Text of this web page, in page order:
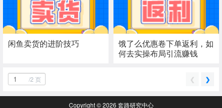
闲鱼卖货的进阶技巧
饿了么优惠卷下单返利，如
何去实操布局引流赚钱
/2 页 ❮ ❯
Copyright © 2026 套路研究中心